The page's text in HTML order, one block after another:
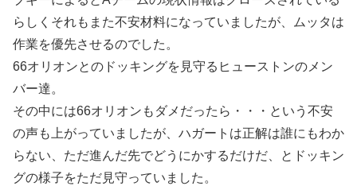
らしくそれもまた不安材料になっていましたが、ムッタは
作業を優先させるのでした。
66オリオンとのドッキングを見守るヒューストンのメン
バー達。
その中には66オリオンもダメだったら・・・という不安
の声も上がっていましたが、ハガートは正解は誰にもわか
らない、ただ進んだ先でどうにかするだけだ、とドッキン
グの様子をただ見守っていました。